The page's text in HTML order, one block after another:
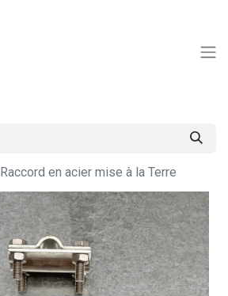
Raccord en acier mise à la Terre